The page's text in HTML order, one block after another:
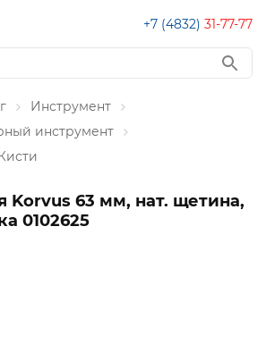
+7 (4832) 31-77-77
Инструмент
инструмент
Korvus 63 мм, нат. щетина,
0102625